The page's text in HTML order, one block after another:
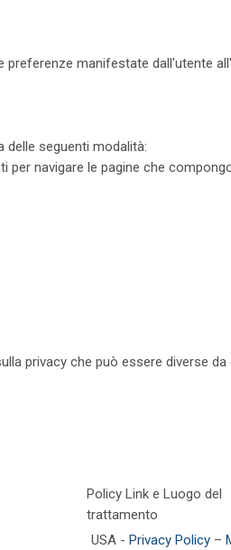
preferenze manifestate dall'utente
seguenti modalità:
navigare le pagine che
privacy che può essere diverse da
Policy Link e Luogo del
trattamento
USA - Privacy Policy–